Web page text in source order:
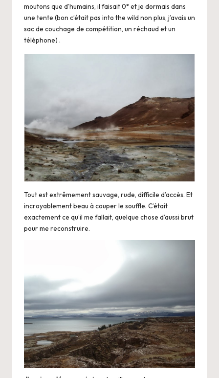
moutons que d’humains, il faisait 0° et je dormais dans
une tente (bon c’était pas into the wild non plus, j’avais un
sac de couchage de compétition, un réchaud et un
téléphone) .
Tout est extrêmement sauvage, rude, difficile d’accès. Et
incroyablement beau à couper le souffle. C’était
exactement ce qu’il me fallait, quelque chose d’aussi brut
pour me reconstruire.